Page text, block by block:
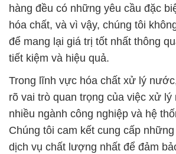
hàng đều có những yêu cầu đặc
hóa chất, và vì vậy, chúng tôi
để mang lại giá trị tốt nhất thông
tiết kiệm và hiệu quả.
Trong lĩnh vực hóa chất xử lý
rõ vai trò quan trọng của việc xử
nhiều ngành công nghiệp và hệ
Chúng tôi cam kết cung cấp
dịch vụ chất lượng nhất để đảm